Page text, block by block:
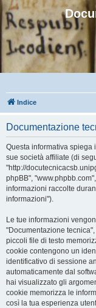
Indice
Documentazione
Questa informativa spiega
sue società affiliate (di
"http://
phpBB",
informazioni raccolte
informazioni").
Le tue informazioni
"Documentazione
piccoli file di testo
cookie contengono un
identificativo di sessione
automaticamente dal
hai visualizzato gli
cookie memorizza le
così la tua esperienza